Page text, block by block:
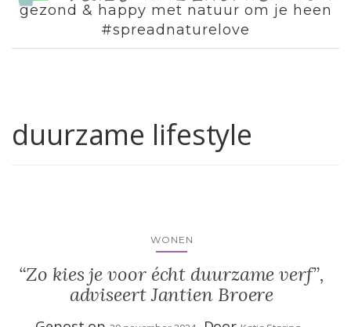
gezond & happy met natuur om je heen
#spreadnaturelove
duurzame lifestyle
WONEN
“Zo kies je voor écht duurzame verf”,
adviseert Jantien Broere